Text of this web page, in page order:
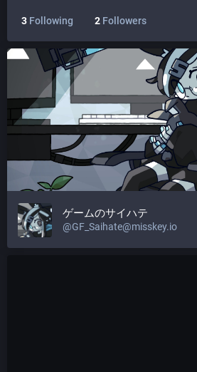
3 Following 2 Followers
ゲームのサイハテ
@GF_Saihate@misskey.io